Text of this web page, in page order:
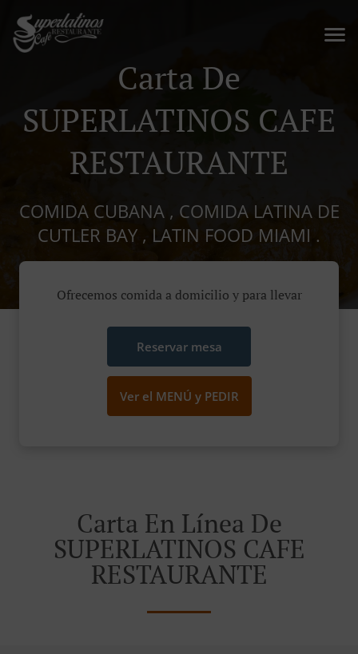
Carta De
SUPERLATINOS CAFE
RESTAURANTE
COMIDA CUBANA , COMIDA LATINA DE
CUTLER BAY , LATIN FOOD MIAMI .
Ofrecemos comida a domicilio y para llevar
Reservar mesa
Ver el MENÚ y PEDIR
Carta En Línea De
SUPERLATINOS CAFE
RESTAURANTE